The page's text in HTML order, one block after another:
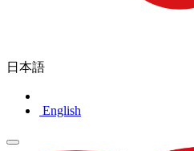
日本語
English